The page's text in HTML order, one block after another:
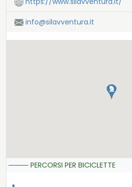
info@silavventura.it
PERCORSI PER BICICLETTE